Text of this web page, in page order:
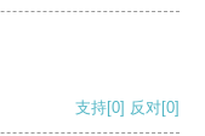
支持[0] 反对[0]